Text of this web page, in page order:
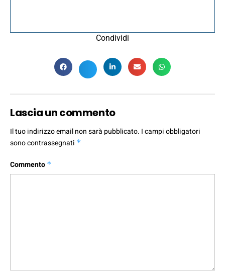
Condividi
Lascia un commento
Il tuo indirizzo email non sarà pubblicato. I campi obbligatori
sono contrassegnati *
Commento *